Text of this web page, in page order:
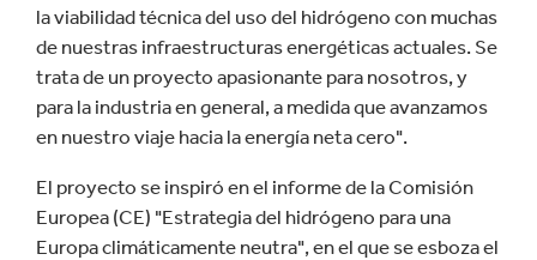
la viabilidad técnica del uso del hidrógeno con muchas
de nuestras infraestructuras energéticas actuales. Se
trata de un proyecto apasionante para nosotros, y
para la industria en general, a medida que avanzamos
en nuestro viaje hacia la energía neta cero".
El proyecto se inspiró en el informe de la Comisión
Europea (CE) "Estrategia del hidrógeno para una
Europa climáticamente neutra", en el que se esboza el